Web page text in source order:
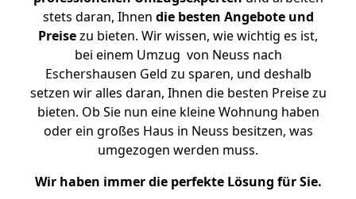
stets daran, Ihnen die besten Angebote und
Preisezu bieten. Wir wissen, wie wichtig es ist,
bei einem Umzug von Neuss nach
Eschershausen Geld zu sparen, und deshalb
setzen wir alles daran, Ihnen die besten Preise zu
bieten. Ob Sie nun eine kleine Wohnung haben
oder ein großes Haus in Neuss besitzen, was
umgezogen werden muss.
Wir haben immer die perfekte Lösung für Sie.